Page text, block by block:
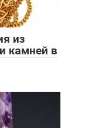
из
камней в